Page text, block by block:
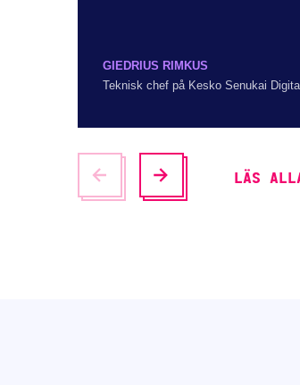
GIEDRIUS RIMKUS
Teknisk chef på Kesko Senukai Digital
LÄS